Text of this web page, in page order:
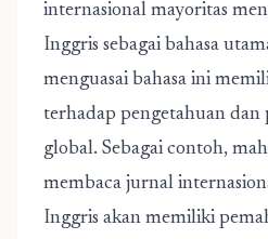
internasional mayoritas
Inggris sebagai bahasa
menguasai bahasa ini
terhadap pengetahuan dan
global. Sebagai contoh,
membaca jurnal
Inggris akan memiliki